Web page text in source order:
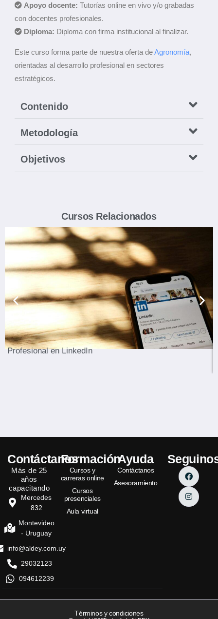
Apoyo docente: Tutorías online en vivo y/o grabadas
con docentes profesionales.
Diploma: Diploma con firma institucional al finalizar.
Este curso forma parte de nuestra oferta deAgronomía,
orientadas al desarrollo profesional en sectores
estratégicos.
Contenido
Metodología
Objetivos
Cursos Relacionados
Profesional en LinkedIn
Ver Curso
Contáctanos
Más de 25
años
capacitando
Mercedes
832
Montevideo
- Uruguay
info@aldey.com.uy
29032123
094612239
Formación
Cursos y
carreras online
Cursos
presenciales
Aula virtual
Ayuda
Contáctanos
Asesoramiento
Términos y condiciones